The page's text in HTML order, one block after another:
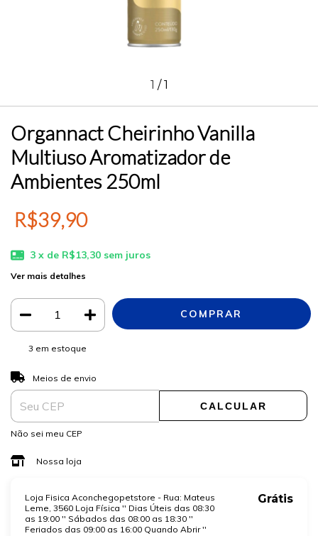
1 /1
Organnact Cheirinho Vanilla
Multiuso Aromatizador de
Ambientes 250ml
R$39,90
3 x de R$13,30 sem juros
Ver mais detalhes
3 em estoque
Entregas para o CEP:
Meios de envio
CALCULAR
Não sei meu CEP
Nossa loja
Loja Fisica Aconchegopetstore - Rua: Mateus
Leme, 3560 Loja Física '' Dias Úteis das 08:30
as 19:00 '' Sábados das 08:00 as 18:30 ''
Feriados das 09:00 as 16:00 Quando Abrir ''
Grátis